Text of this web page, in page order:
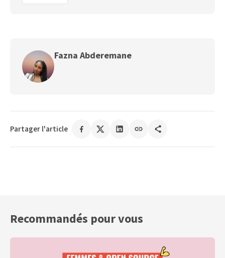
Fazna Abderemane
Partager l'article
Recommandés pour vous